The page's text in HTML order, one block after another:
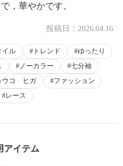
，華やかです。
投稿日： 2026.04.16
イル トレンド
ゆったり
ノーカラー
七分袖
ウコ ヒガ
ファッション
レース
アイテム